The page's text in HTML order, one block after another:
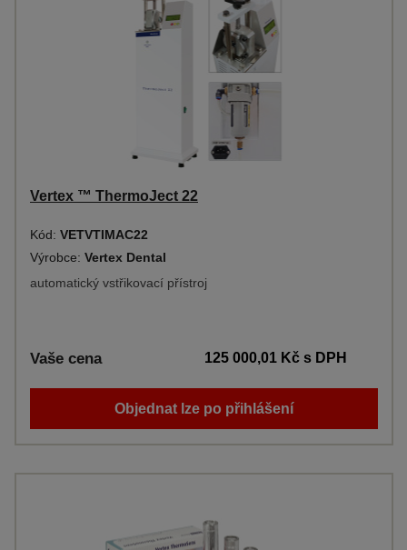
Vertex ™ ThermoJect 22
Kód: VETVTIMAC22
Výrobce: Vertex Dental
automatický vstřikovací přístroj
Vaše cena 125 000,01 Kčs DPH
Objednat lze po přihlášení